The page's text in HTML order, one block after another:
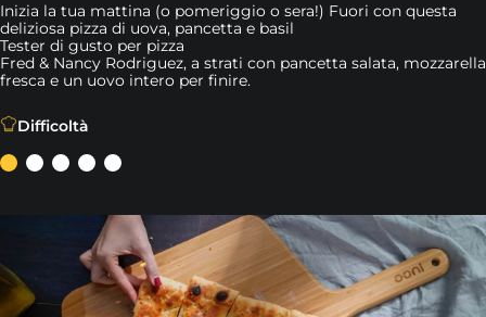
Inizia la tua mattina (o pomeriggio o sera!) Fuori con questa
deliziosa pizza di uova, pancetta e basil
Tester di gusto per pizza
Fred & Nancy Rodriguez, a strati con pancetta salata, mozzarella
fresca e un uovo intero per finire.
Difficoltà